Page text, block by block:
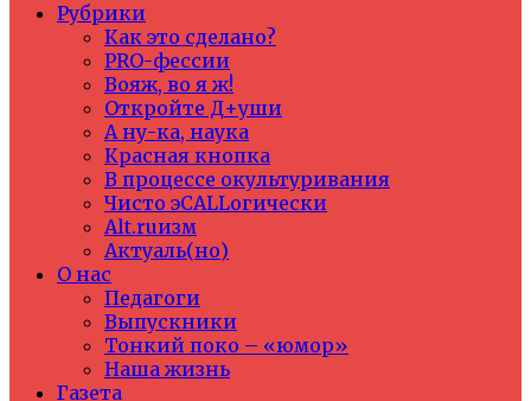
Рубрики
Как это сделано?
PRO-фессии
Вояж, во я ж!
Откройте Д+уши
А ну-ка, наука
Красная кнопка
В процессе окультуривания
Чисто эCALLогически
Alt.ruизм
Актуаль(но)
О нас
Педагоги
Выпускники
Тонкий поко – «юмор»
Наша жизнь
Газета